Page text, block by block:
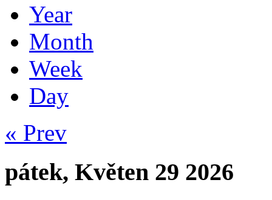
Year
Month
Week
Day
« Prev
pátek, Květen 29 2026